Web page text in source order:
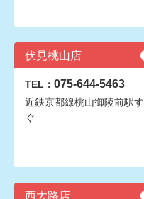
伏見桃山店
TEL： 075-644-5463
近鉄京都線桃山御陵前駅す
ぐ
西大路店